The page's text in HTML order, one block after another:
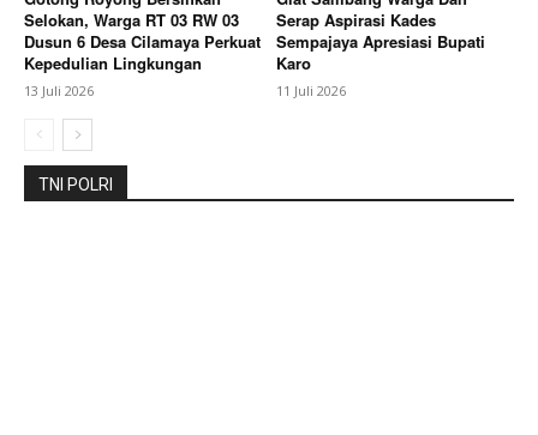
Selokan, Warga RT 03 RW 03
Dusun 6 Desa Cilamaya Perkuat
Kepedulian Lingkungan
13 Juli 2026
Serap Aspirasi Kades
Sempajaya Apresiasi Bupati
Karo
11 Juli 2026
TNI POLRI